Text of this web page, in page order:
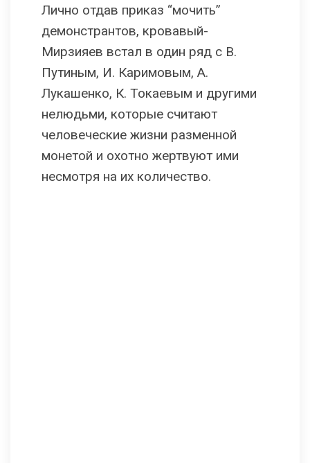
Лично отдав приказ “мочить”
демонстрантов, кровавый-
Мирзияев встал в один ряд с В.
Путиным, И. Каримовым, А.
Лукашенко, К. Токаевым и другими
нелюдьми, которые считают
человеческие жизни разменной
монетой и охотно жертвуют ими
несмотря на их количество.